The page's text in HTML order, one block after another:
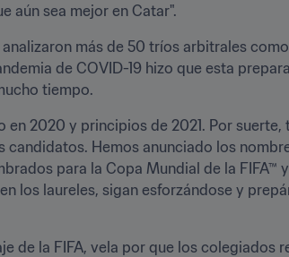
aún sea mejor en Catar".
más de 50 tríos arbitrales
de COVID-19 hizo que esta
tiempo.
2020 y principios de 2021. Por
Hemos anunciado los
para la Copa Mundial de la FIFA™
los laureles, sigan esforzándose y
de la FIFA, vela por que los colegiados